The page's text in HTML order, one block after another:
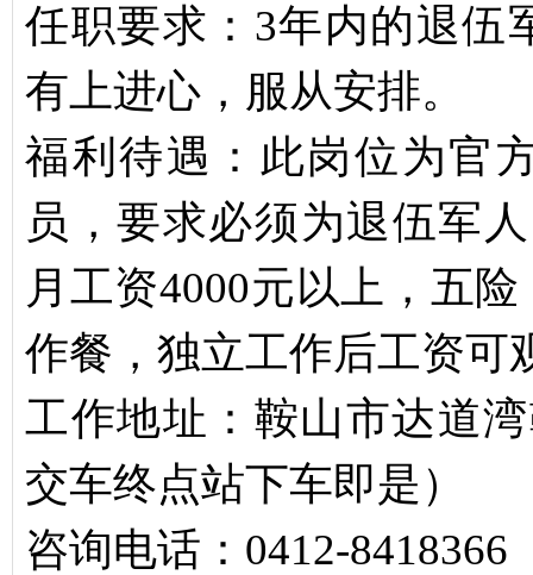
任职要求：3年内的退伍
有上进心，服从安排。
福利待遇：此岗位为官
员，要求必须为退伍军
月工资4000元以上，五
作餐，独立工作后工资可
工作地址：鞍山市达道
交车终点站下车即是）
咨询电话：0412-8418366